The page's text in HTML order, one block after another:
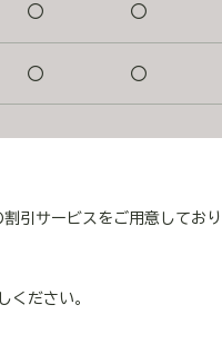
〇 〇
〇 〇
引サービスをご用意しており
ください。